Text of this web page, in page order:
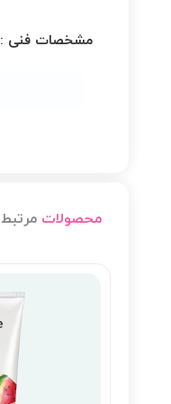
مشخصات فنی :
محصولات مرتبط